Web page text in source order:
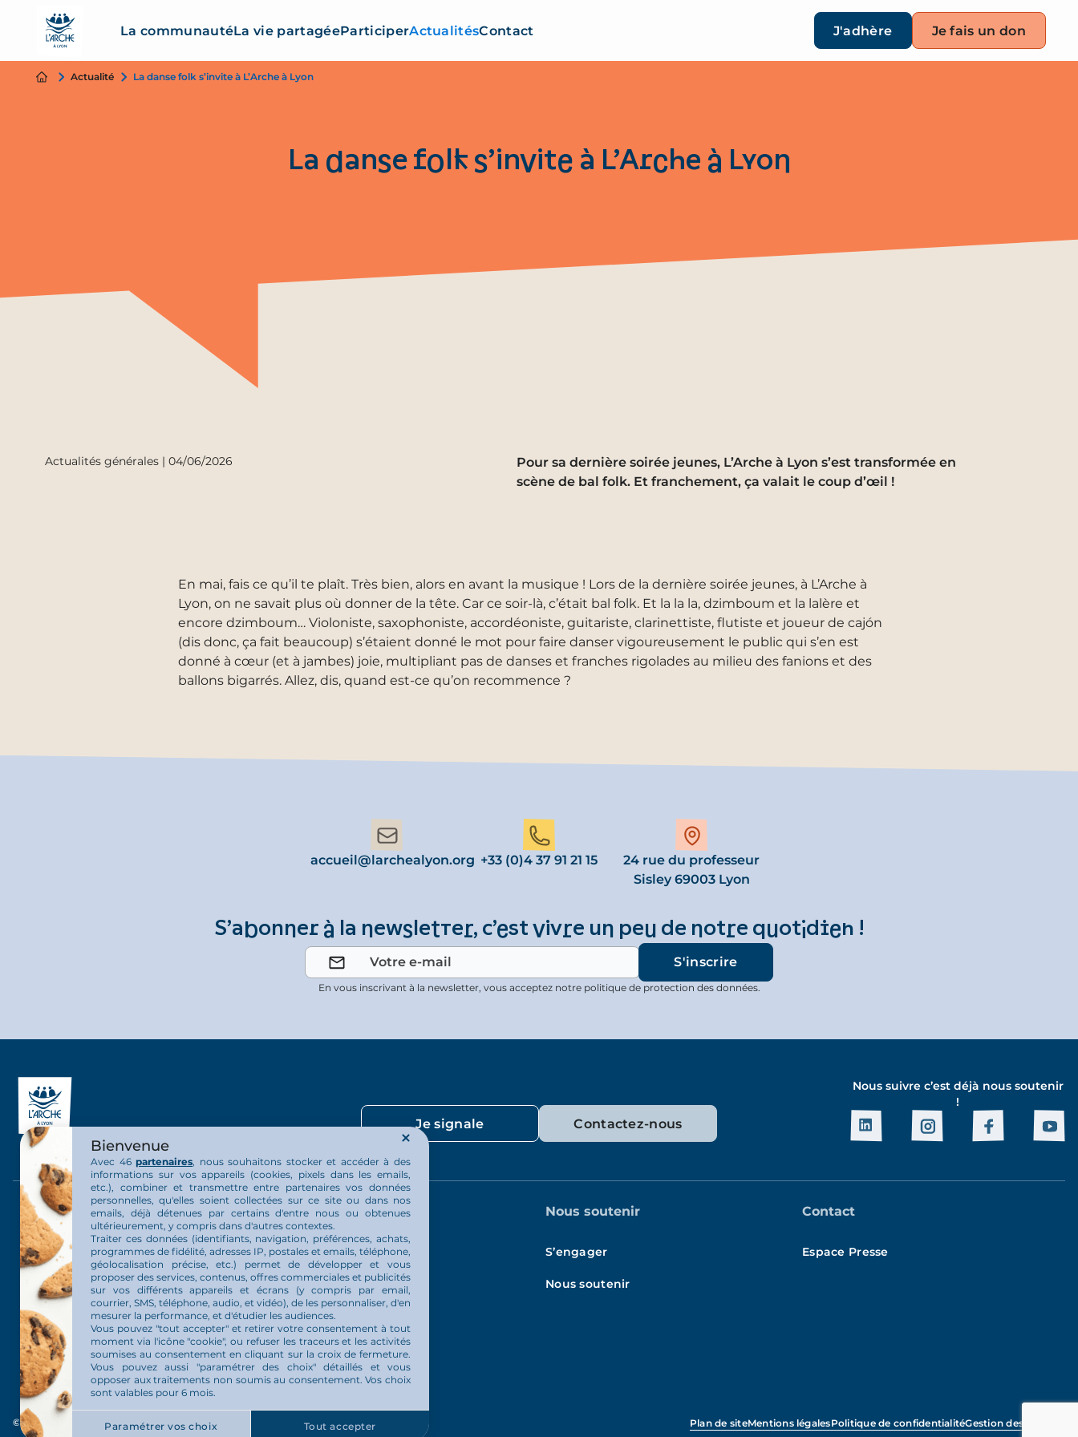
J'adhère Je fais un don
La communautéLa vie partagéeParticiperActualitésContact
Actualité La danse folk s’invite à L’Arche à Lyon
La danse folk s’invite à L’Arche à Lyon
Pour sa dernière soirée jeunes, L’Arche à Lyon s’est transformée en
scène de bal folk. Et franchement, ça valait le coup d’œil !
Actualités générales | 04/06/2026
En mai, fais ce qu’il te plaît. Très bien, alors en avant la musique ! Lors de la dernière soirée jeunes, à L’Arche à
Lyon, on ne savait plus où donner de la tête. Car ce soir-là, c’était bal folk. Et la la la, dzimboum et la lalère et
encore dzimboum… Violoniste, saxophoniste, accordéoniste, guitariste, clarinettiste, flutiste et joueur de cajón
(dis donc, ça fait beaucoup) s’étaient donné le mot pour faire danser vigoureusement le public qui s’en est
donné à cœur (et à jambes) joie, multipliant pas de danses et franches rigolades au milieu des fanions et des
ballons bigarrés. Allez, dis, quand est-ce qu’on recommence ?
accueil@larchealyon.org +33 (0)4 37 91 21 15
24 rue du professeur
Sisley 69003 Lyon
S’abonner à la newsletter, c’est vivre un peu de notre quotidien !
En vous inscrivant à la newsletter, vous acceptez notre politique de protection des données.
Je signale Contactez-nous
Nous suivre c’est déjà nous soutenir
!
La communauté
Présentation communauté
Organisation de la communauté
Nos projets
L’Arche en France
La vie au quotidien
Nos activités
Actualités
Nous soutenir
S’engager
Nous soutenir
Contact
Espace Presse
© 2026 Tous droits réservés L'Arche en France Plan de siteMentions légalesPolitique de confidentialitéGestion des cookies
Bienvenue
Avec 46partenaires, nous souhaitons stocker et accéder à des
informations sur vos appareils (cookies, pixels dans les emails,
etc.), combiner et transmettre entre partenaires vos données
personnelles, qu'elles soient collectées sur ce site ou dans nos
emails, déjà détenues par certains d'entre nous ou obtenues
ultérieurement, y compris dans d'autres contextes.
Traiter ces données (identifiants, navigation, préférences, achats,
programmes de fidélité, adresses IP, postales et emails, téléphone,
géolocalisation précise, etc.) permet de développer et vous
proposer des services, contenus, offres commerciales et publicités
sur vos différents appareils et écrans (y compris par email,
courrier, SMS, téléphone, audio, et vidéo), de les personnaliser, d'en
mesurer la performance, et d'étudier les audiences.
Vous pouvez "tout accepter" et retirer votre consentement à tout
moment via l'icône "cookie", ou refuser les traceurs et les activités
soumises au consentement en cliquant sur la croix de fermeture.
Vous pouvez aussi "paramétrer des choix" détaillés et vous
opposer aux traitements non soumis au consentement. Vos choix
sont valables pour 6 mois.
Paramétrer vos choix Tout accepter